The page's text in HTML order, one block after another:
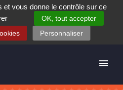
contribuants Offres d’emploi
et vous donne le contrôle sur ce
OK, tout accepter
Personnaliser